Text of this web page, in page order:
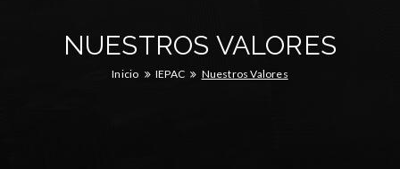
NUESTROS VALORES
Inicio IEPAC Nuestros Valores